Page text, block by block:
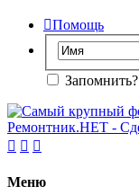
Помощь
Запомнить?
  
Меню